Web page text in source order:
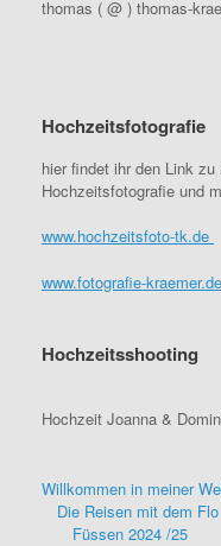
thomas ( @ ) thomas-
Hochzeitsfotografie
hier findet ihr den Link
Hochzeitsfotografie und
www.hochzeitsfoto-tk.de
www.fotografie-kraemer.de
Hochzeitsshooting
Hochzeit Joanna &
Willkommen in meiner
Die Reisen mit dem Flo
Füssen 2024 /25